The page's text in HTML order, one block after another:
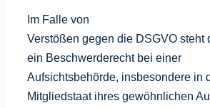
Im Falle von
Verstößen gegen die DSGVO steht
ein Beschwerderecht bei einer
Aufsichtsbehörde, insbesondere in
Mitgliedstaat ihres gewöhnlichen